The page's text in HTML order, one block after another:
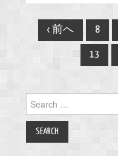
Post
navigation
‹ 前へ 8
13
for: